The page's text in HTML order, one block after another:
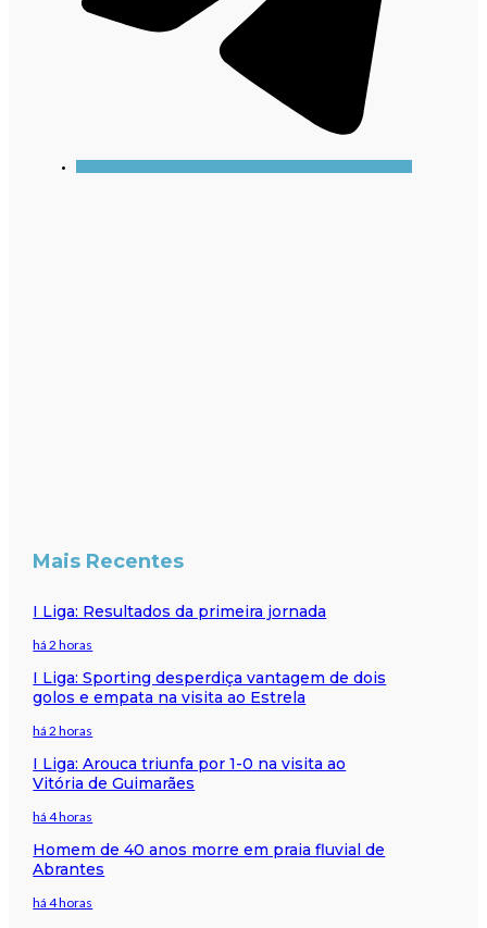
Mais Recentes
I Liga: Resultados da primeira jornada
há 2 horas
I Liga: Sporting desperdiça vantagem de dois
golos e empata na visita ao Estrela
há 2 horas
I Liga: Arouca triunfa por 1-0 na visita ao
Vitória de Guimarães
há 4 horas
Homem de 40 anos morre em praia fluvial de
Abrantes
há 4 horas